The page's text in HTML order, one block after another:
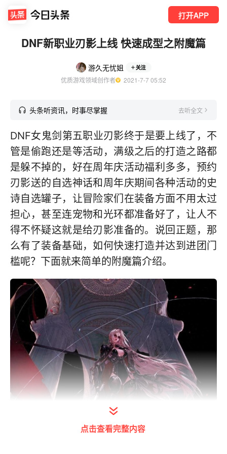
打开APP
DNF新职业刃影上线 快速成型之附魔篇
游久无忧姐 关注
优质游戏领域创作者
  2021-7-7 05:52
头条听资讯，时事尽掌握 去听全文
DNF女鬼剑第五职业刃影终于是要上线了，不
管是偷跑还是等活动，满级之后的打造之路都
是躲不掉的，好在周年庆活动福利多多，预约
刃影送的自选神话和周年庆期间各种活动的史
诗自选罐子，让冒险家们在装备方面不用太过
担心，甚至连宠物和光环都准备好了，让人不
得不怀疑这就是给刃影准备的。说回正题，那
么有了装备基础，如何快速打造并达到进团门
槛呢？下面就来简单的附魔篇介绍。
点击查看完整内容